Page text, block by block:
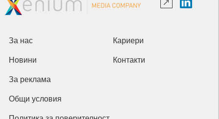
За нас Кариери
Новини Контакти
За реклама
Общи условия